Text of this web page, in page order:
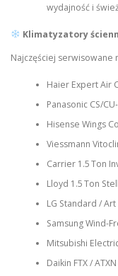
wydajność i
Klimatyzatory
Najczęściej serwisowane
Haier Expert Air
Panasonic CS/
Hisense Wings
Viessmann
Carrier 1.5 Ton
Lloyd 1.5 Ton
LG Standard /
Samsung Wind-
Mitsubishi Electric
Daikin FTX /